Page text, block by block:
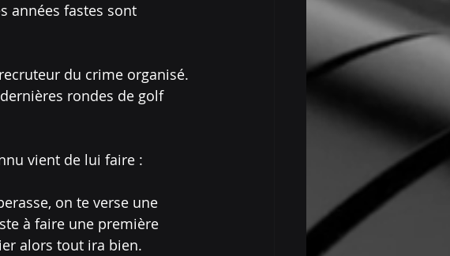
années fastes sont
du crime organisé.
dernières rondes de golf
vient de lui faire :
on te verse une
à faire une première
alors tout ira bien.